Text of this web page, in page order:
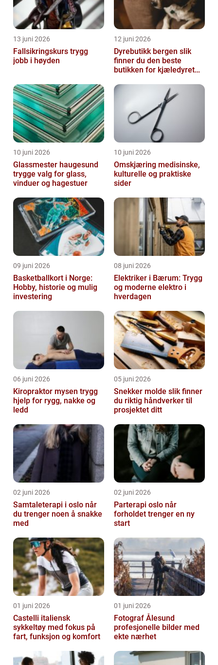
13 juni 2026
Fallsikringskurs trygg
jobb i høyden
12 juni 2026
Dyrebutikk bergen slik
finner du den beste
butikken for kjæledyret
10 juni 2026
Glassmester haugesund
trygge valg for glass,
vinduer og hagestuer
10 juni 2026
Omskjæring medisinske,
kulturelle og praktiske
sider
09 juni 2026
Basketballkort i Norge:
Hobby, historie og mulig
investering
08 juni 2026
Elektriker i Bærum: Trygg
og moderne elektro i
hverdagen
06 juni 2026
Kiropraktor mysen trygg
hjelp for rygg, nakke og
ledd
05 juni 2026
Snekker molde slik finner
du riktig håndverker til
prosjektet ditt
02 juni 2026
Samtaleterapi i oslo når
du trenger noen å snakke
med
02 juni 2026
Parterapi oslo når
forholdet trenger en ny
start
01 juni 2026
Castelli italiensk
sykkeltøy med fokus på
fart, funksjon og komfort
01 juni 2026
Fotograf Ålesund
profesjonelle bilder med
ekte nærhet